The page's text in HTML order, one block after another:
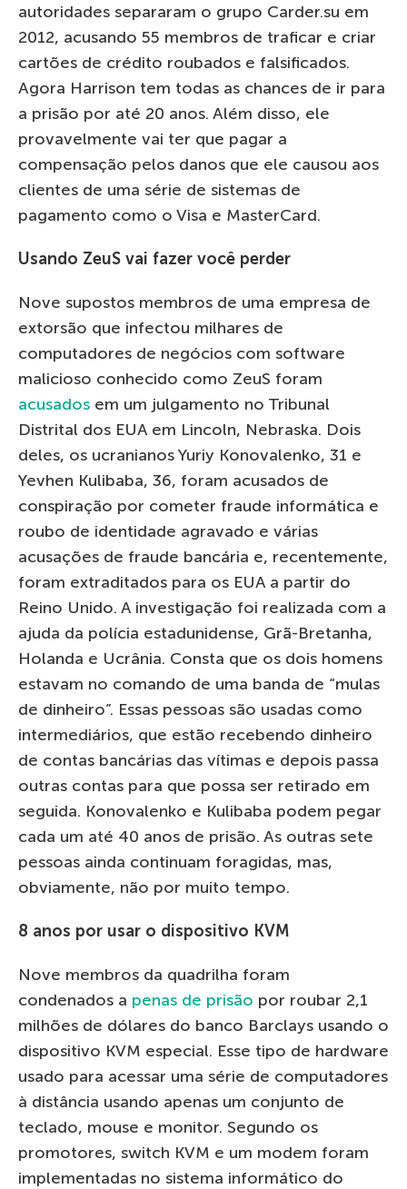
autoridades separaram o grupo Carder.su em
2012, acusando 55 membros de traficar e criar
cartões de crédito roubados e falsificados.
Agora Harrison tem todas as chances de ir para
a prisão por até 20 anos. Além disso, ele
provavelmente vai ter que pagar a
compensação pelos danos que ele causou aos
clientes de uma série de sistemas de
pagamento como o Visa e MasterCard.
Usando ZeuS vai fazer você perder
Nove supostos membros de uma empresa de
extorsão que infectou milhares de
computadores de negócios com software
malicioso conhecido como ZeuS foram
acusados ​em um julgamento no Tribunal
Distrital dos EUA em Lincoln, Nebraska. Dois
deles, os ucranianos Yuriy Konovalenko, 31 e
Yevhen Kulibaba, 36, foram acusados ​​de
conspiração por cometer fraude informática e
roubo de identidade agravado e várias
acusações de fraude bancária e, recentemente,
foram extraditados para os EUA a partir do
Reino Unido. A investigação foi realizada com a
ajuda da polícia estadunidense, Grã-Bretanha,
Holanda e Ucrânia. Consta que os dois homens
estavam no comando de uma banda de “mulas
de dinheiro”. Essas pessoas são usadas como
intermediários, que estão recebendo dinheiro
de contas bancárias das vítimas e depois passa
outras contas para que possa ser retirado em
seguida. Konovalenko e Kulibaba podem pegar
cada um até 40 anos de prisão. As outras sete
pessoas ainda continuam foragidas, mas,
obviamente, não por muito tempo.
8 anos por usar o dispositivo KVM
Nove membros da quadrilha foram
condenados a penas de prisão por roubar 2,1
milhões de dólares do banco Barclays usando o
dispositivo KVM especial. Esse tipo de hardware
usado para acessar uma série de computadores
à distância usando apenas um conjunto de
teclado, mouse e monitor. Segundo os
promotores, switch KVM e um modem foram
implementadas no sistema informático do